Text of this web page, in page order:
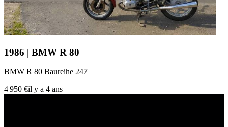
1986 | BMW R 80
BMW R 80 Baureihe 247
4 950 €il y a 4 ans